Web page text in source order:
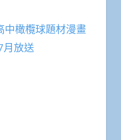
中橄欖球題材漫畫
放送